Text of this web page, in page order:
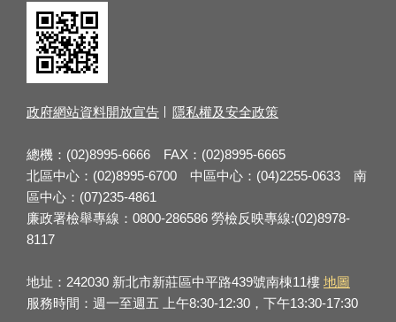
政府網站資料開放宣告 隱私權及安全政策
總機：(02)8995-6666 FAX：(02)8995-6665
北區中心：(02)8995-6700 中區中心：(04)2255-0633 南
區中心：(07)235-4861
廉政署檢舉專線：0800-286586 勞檢反映專線:(02)8978-
8117
地址：242030 新北市新莊區中平路439號南棟11樓 地圖
服務時間：週一至週五 上午8:30-12:30，下午13:30-17:30